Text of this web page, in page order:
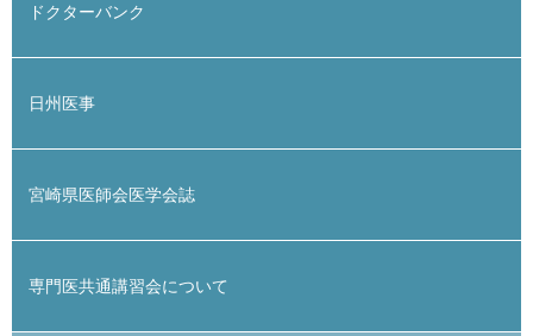
ドクターバンク
日州医事
宮崎県医師会医学会誌
専門医共通講習会について